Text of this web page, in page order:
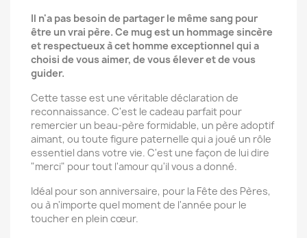
Il n'a pas besoin de partager le même sang pour
être un vrai père. Ce mug est un hommage sincère
et respectueux à cet homme exceptionnel qui a
choisi de vous aimer, de vous élever et de vous
guider.
Cette tasse est une véritable déclaration de
reconnaissance. C'est le cadeau parfait pour
remercier un beau-père formidable, un père adoptif
aimant, ou toute figure paternelle qui a joué un rôle
essentiel dans votre vie. C'est une façon de lui dire
"merci" pour tout l'amour qu'il vous a donné.
Idéal pour son anniversaire, pour la Fête des Pères,
ou à n'importe quel moment de l'année pour le
toucher en plein cœur.